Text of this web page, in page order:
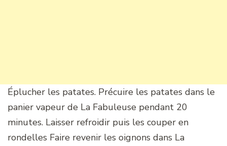
Éplucher les patates. Précuire les patates dans le
panier vapeur de La Fabuleuse pendant 20
minutes. Laisser refroidir puis les couper en
rondelles Faire revenir les oignons dans La